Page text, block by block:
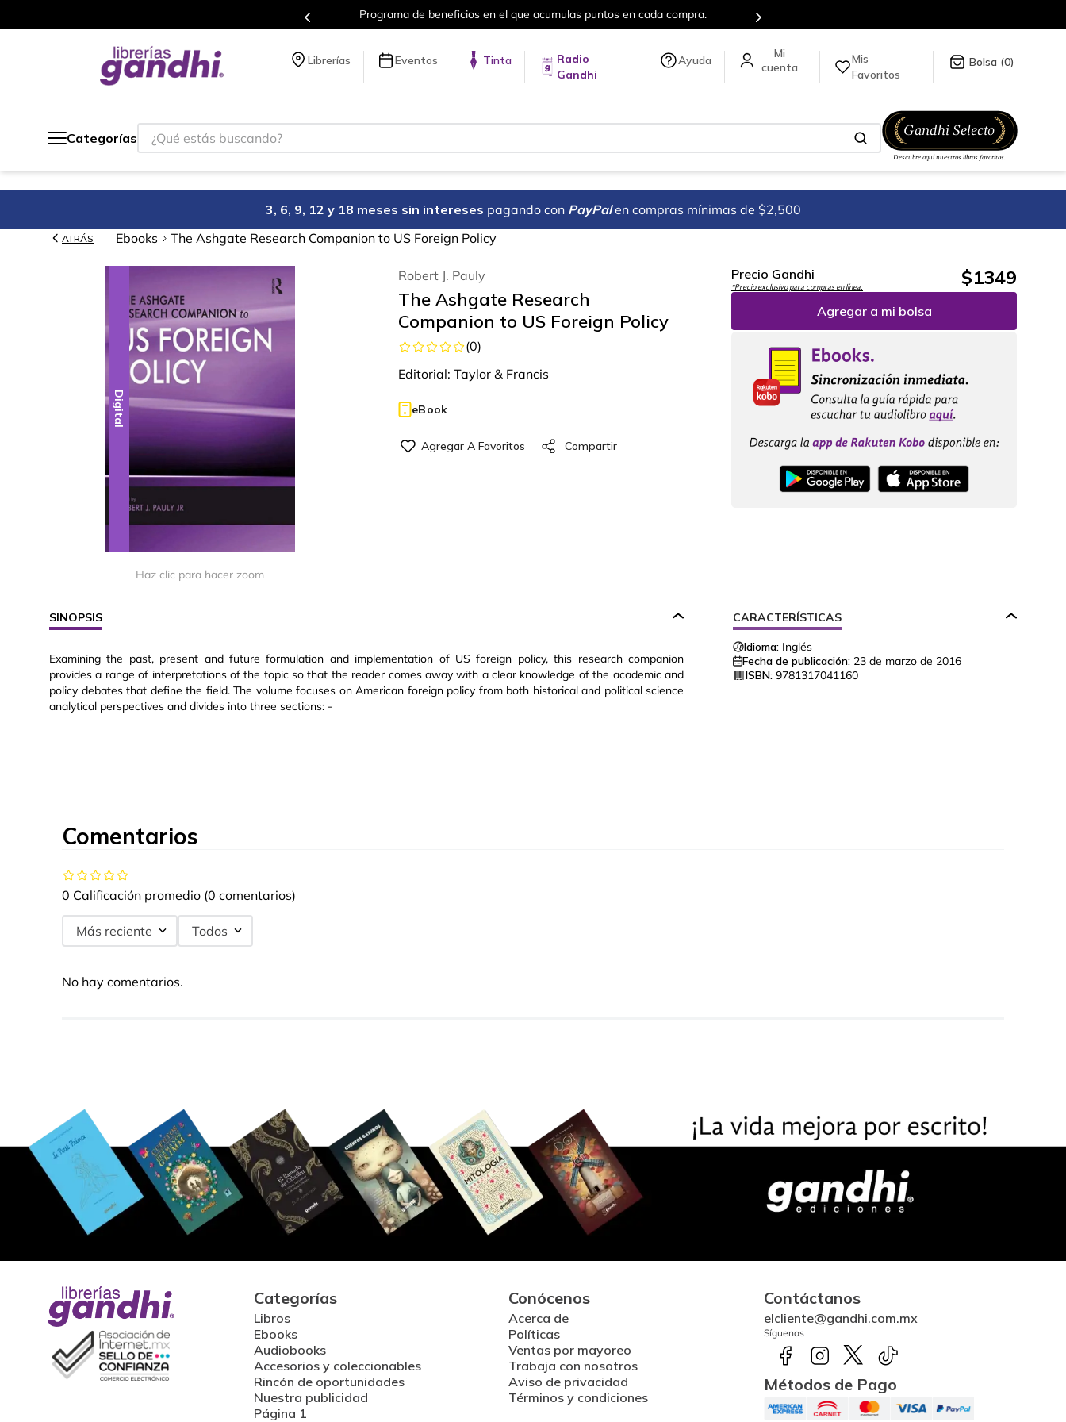
Programa de beneficios en el que acumulas puntos en cada compra.
Librerías Eventos Tinta
Radio
Gandhi
Ayuda
Mis
Favoritos
0
Categorías
¿Qué estás buscando?
3, 6, 9, 12 y 18 meses sin intereses pagando con PayPal en compras mínimas de $2,500
ATRÁS Ebooks The Ashgate Research Companion to US Foreign Policy
Digital
Haz clic para hacer zoom
Robert J. Pauly
The Ashgate Research
Companion to US Foreign Policy
(0)
Editorial: Taylor & Francis
eBook
Precio Gandhi
*Precio exclusivo para compras en línea. $1349
Agregar a mi bolsa
SINOPSIS
Examining the past, present and future formulation and implementation of US foreign policy, this research companion
provides a range of interpretations of the topic so that the reader comes away with a clear knowledge of the academic and
policy debates that define the field. The volume focuses on American foreign policy from both historical and political science
analytical perspectives and divides into three sections: -
CARACTERÍSTICAS
Idioma: Inglés
Fecha de publicación: 23 de marzo de 2016
ISBN: 9781317041160
Comentarios
0 Calificación promedio (0 comentarios)
Más reciente Todos
No hay comentarios.
Categorías
Libros
Ebooks
Audiobooks
Accesorios y coleccionables
Rincón de oportunidades
Nuestra publicidad
Página 1
Conócenos
Acerca de
Políticas
Ventas por mayoreo
Trabaja con nosotros
Aviso de privacidad
Términos y condiciones
Contáctanos
elcliente@gandhi.com.mx
Síguenos
Métodos de Pago